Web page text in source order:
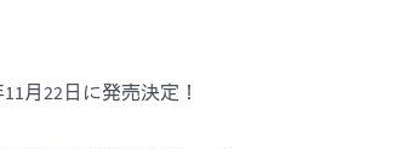
月22日に発売決定！